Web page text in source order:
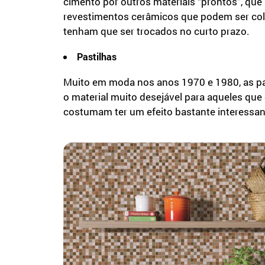
revestimentos cerâmicos que podem ser
tenham que ser trocados no curto prazo.
Pastilhas
Muito em moda nos anos 1970 e 1980, as
o material muito desejável para aqueles
costumam ter um efeito bastante